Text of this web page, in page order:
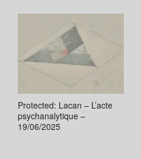
Protected: Lacan – L’acte
psychanalytique –
19/06/2025